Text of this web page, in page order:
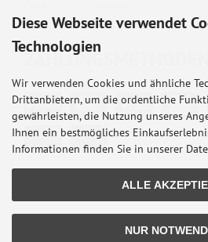
ZAHLUNGS­METHODEN
Diese Webseite verwendet
Technologien
Wir verwenden Cookies und ähnliche
Drittanbietern, um die ordentliche
gewährleisten, die Nutzung unseres
Ihnen ein bestmögliches
Informationen finden Sie in unserer
ALLE
NUR